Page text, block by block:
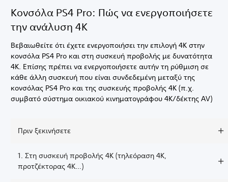
Κονσόλα PS4 Pro: Πώς να ενεργοποιήσετε
την ανάλυση 4Κ
Βεβαιωθείτε ότι έχετε ενεργοποιήσει την επιλογή 4K στην
κονσόλα PS4 Pro και στη συσκευή προβολής με δυνατότητα
4K. Επίσης πρέπει να ενεργοποιήσετε αυτήν τη ρύθμιση σε
κάθε άλλη συσκευή που είναι συνδεδεμένη μεταξύ της
κονσόλας PS4 Pro και της συσκευής προβολής 4K (π.χ.
συμβατό σύστημα οικιακού κινηματογράφου 4K/δέκτης AV)
Πριν ξεκινήσετε
1. Στη συσκευή προβολής 4K (τηλεόραση 4K,
προτζέκτορας 4K...)